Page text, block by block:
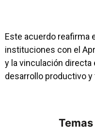
Este acuerdo reafirma
instituciones con el
y la vinculación directa
desarrollo productivo